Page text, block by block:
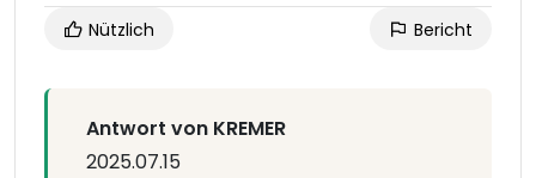
Nützlich Bericht
Antwort von KREMER
2025.07.15